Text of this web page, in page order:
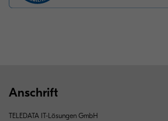
Anschrift
TELEDATA IT-Lösungen GmbH